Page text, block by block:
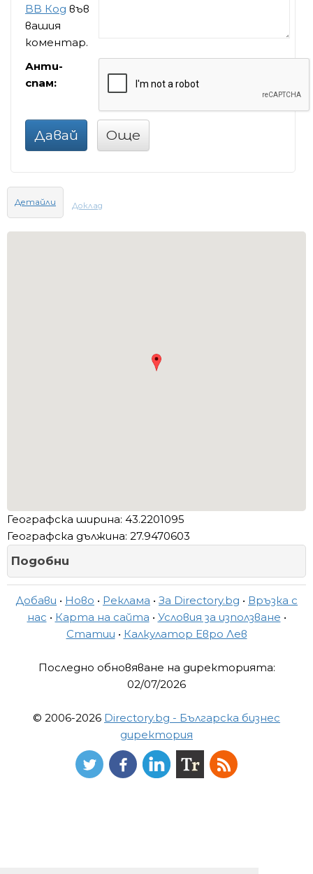
BB Код във
вашия
коментар.
Анти-
спам:
Давай Още
Детайли Доклад
Географска ширина: 43.2201095
Географска дължина: 27.9470603
Подобни
Добави • Ново • Реклама • За Directory.bg • Връзка с
нас • Карта на сайта • Условия за използване •
Статии • Калкулатор Евро Лев
Последно обновяване на директорията:
02/07/2026
© 2006-2026 Directory.bg - Българска бизнес
директория